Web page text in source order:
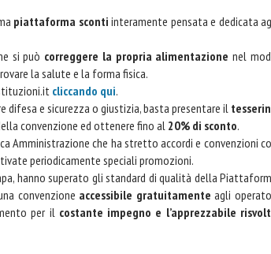
piattaforma sconti interamente pensata e dedicata
si può correggere la propria alimentazione nel
la salute e la forma fisica.
cliccando qui.
difesa e sicurezza o giustizia, basta presentare il
convenzione ed ottenere fino al 20% di sconto.
Amministrazione che ha stretto accordi e convenzioni
periodicamente speciali promozioni.
hanno superato gli standard di qualità della
convenzione accessibile gratuitamente agli
per il costante impegno e l’apprezzabile